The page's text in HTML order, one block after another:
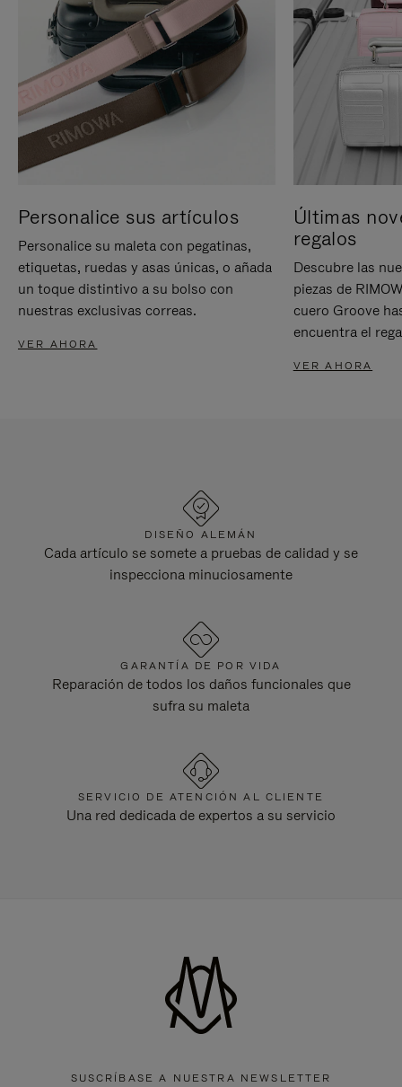
Personalice sus artículos
Personalice su maleta con pegatinas,
etiquetas, ruedas y asas únicas, o añada
un toque distintivo a su bolso con
nuestras exclusivas correas.
VER AHORA
Últimas
regalos
Descubre las
piezas de
cuero Groove
encuentra el
VER AHORA
DISEÑO ALEMÁN
Cada artículo se somete a pruebas de calidad y se
inspecciona minuciosamente
GARANTÍA DE POR VIDA
Reparación de todos los daños funcionales que
sufra su maleta
SERVICIO DE ATENCIÓN AL CLIENTE
Una red dedicada de expertos a su servicio
SUSCRÍBASE A NUESTRA NEWSLETTER